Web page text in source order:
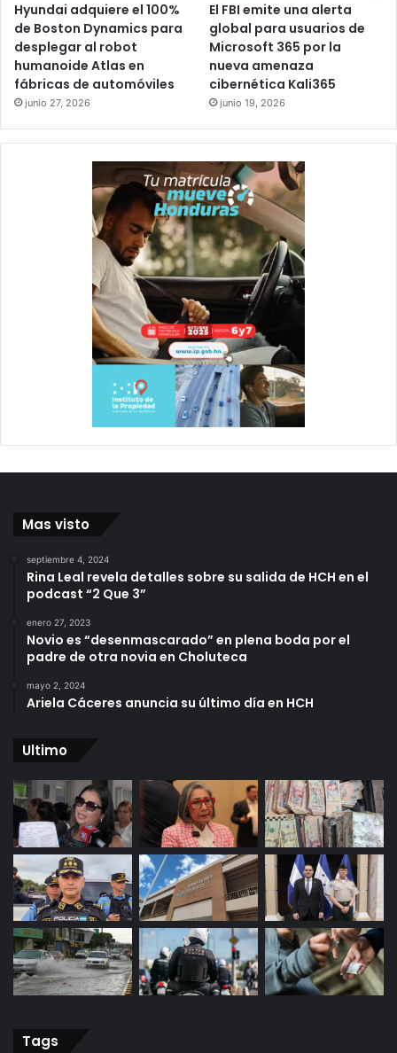
Hyundai adquiere el 100%
de Boston Dynamics para
desplegar al robot
humanoide Atlas en
fábricas de automóviles
junio 27, 2026
El FBI emite una alerta
global para usuarios de
Microsoft 365 por la
nueva amenaza
cibernética Kali365
junio 19, 2026
Mas visto
septiembre 4, 2024
Rina Leal revela detalles sobre su salida de HCH en el
podcast “2 Que 3”
enero 27, 2023
Novio es “desenmascarado” en plena boda por el
padre de otra novia en Choluteca
mayo 2, 2024
Ariela Cáceres anuncia su último día en HCH
Ultimo
Tags